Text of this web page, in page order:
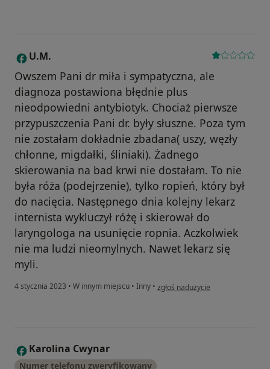
U U.M.
Owszem Pani dr miła i sympatyczna, ale
diagnoza postawiona błędnie plus
nieodpowiedni antybiotyk. Chociaż pierwsze
przypuszczenia Pani dr. były słuszne. Poza tym
nie zostałam dokładnie zbadana( uszy, węzły
chłonne, migdałki, śliniaki). Żadnego
skierowania na bad krwi nie dostałam. To nie
była róża (podejrzenie), tylko ropień, który był
do nacięcia. Następnego dnia kolejny lekarz
internista wykluczył różę i skierował do
laryngologa na usunięcie ropnia. Aczkolwiek
nie ma ludzi nieomylnych. Nawet lekarz się
myli.
4 stycznia 2023 • W innym miejscu • Inny • w opinii użytkownika U.M.
zgłoś nadużycie
K Karolina Cwynar
Numer telefonu zweryfikowany